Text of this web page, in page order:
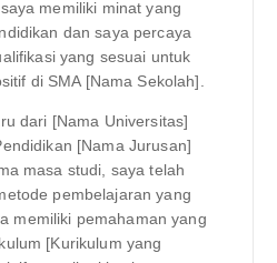
memiliki minat yang
dan saya percaya
yang sesuai untuk
di SMA [Nama Sekolah].
dari [Nama Universitas]
[Nama Jurusan]
masa studi, saya telah
pembelajaran yang
memiliki pemahaman yang
[Kurikulum yang